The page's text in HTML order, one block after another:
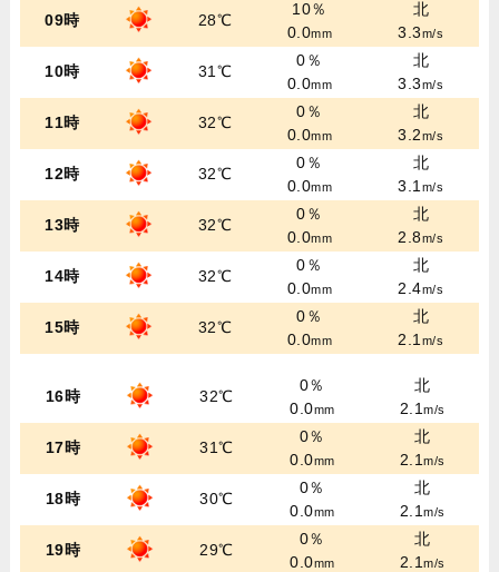
09時 28℃
10％
0.0mm
北
3.3m/s
10時 31℃
0％
0.0mm
北
3.3m/s
11時 32℃
0％
0.0mm
北
3.2m/s
12時 32℃
0％
0.0mm
北
3.1m/s
13時 32℃
0％
0.0mm
北
2.8m/s
14時 32℃
0％
0.0mm
北
2.4m/s
15時 32℃
0％
0.0mm
北
2.1m/s
16時 32℃
0％
0.0mm
北
2.1m/s
17時 31℃
0％
0.0mm
北
2.1m/s
18時 30℃
0％
0.0mm
北
2.1m/s
19時 29℃
0％
0.0mm
北
2.1m/s